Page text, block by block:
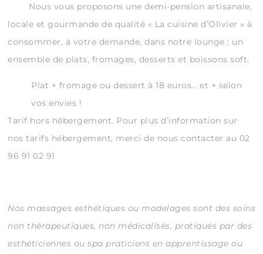
Nous vous proposons une demi-pension artisanale,
locale et gourmande de qualité « La cuisine d’Olivier » à
consommer, à votre demande, dans notre lounge : un
ensemble de plats, fromages, desserts et boissons soft.
Plat + fromage ou dessert à 18 euros… et + selon
vos envies !
Tarif hors hébergement. Pour plus d’information sur
nos tarifs hébergement, merci de nous contacter au 02
96 91 02 91
Nos massages esthétiques ou modelages sont des soins
non thérapeutiques, non médicalisés, pratiqués par des
esthéticiennes ou spa praticiens en apprentissage ou